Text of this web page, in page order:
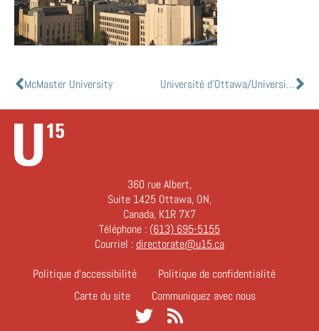
Université d’Ottawa/University of Ottawa
McMaster University
360 rue Albert,
Suite 1425 Ottawa, ON,
Canada, K1R 7X7
Téléphone : (613) 695-5155
Courriel : directorate@u15.ca
Politique d’accessibilité
Politique de confidentialité
Carte du site
Communiquez avec nous